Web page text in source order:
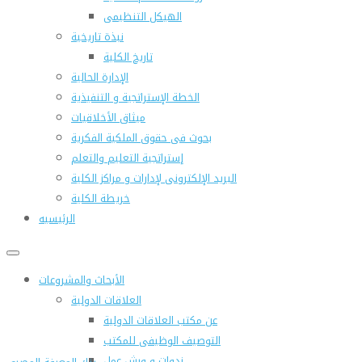
الهيكل التنظيمى
نبذة تاريخية
تاريخ الكلية
الإدارة الحالية
الخطة الإستراتجية و التنفيذية
ميثاق الأخلاقيات
بحوث فى حقوق الملكية الفكرية
إستراتجية التعليم والتعلم
البريد الإلكترونى لإدارات و مراكز الكلية
خريطة الكلية
الرئيسيه
الأبحاث والمشروعات
العلاقات الدولية
عن مكتب العلاقات الدولية
التوصيف الوظيفى للمكتب